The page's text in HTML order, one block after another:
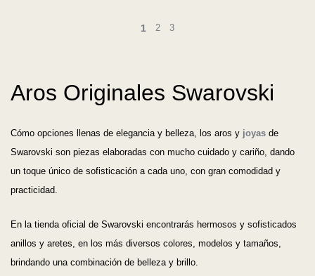
1 2 3
Aros Originales Swarovski
Cómo opciones llenas de elegancia y belleza, los aros y joyas de
Swarovski son piezas elaboradas con mucho cuidado y cariño, dando
un toque único de sofisticación a cada uno, con gran comodidad y
practicidad.
En la tienda oficial de Swarovski encontrarás hermosos y sofisticados
anillos y aretes, en los más diversos colores, modelos y tamaños,
brindando una combinación de belleza y brillo.